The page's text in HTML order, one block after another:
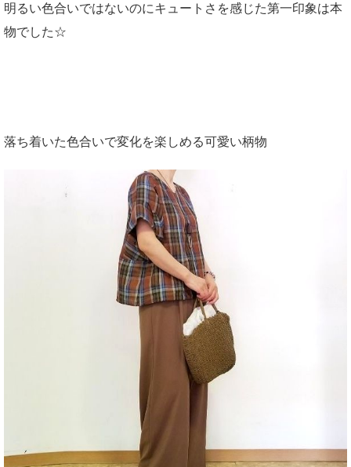
明るい色合いではないのにキュートさを感じた第一印象は本
物でした☆
落ち着いた色合いで変化を楽しめる可愛い柄物